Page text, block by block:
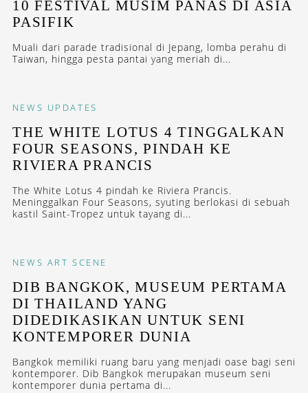
10 FESTIVAL MUSIM PANAS DI ASIA
PASIFIK
Muali dari parade tradisional di Jepang, lomba perahu di
Taiwan, hingga pesta pantai yang meriah di...
NEWS UPDATES
THE WHITE LOTUS 4 TINGGALKAN
FOUR SEASONS, PINDAH KE
RIVIERA PRANCIS
The White Lotus 4 pindah ke Riviera Prancis.
Meninggalkan Four Seasons, syuting berlokasi di sebuah
kastil Saint-Tropez untuk tayang di...
NEWS ART SCENE
DIB BANGKOK, MUSEUM PERTAMA
DI THAILAND YANG
DIDEDIKASIKAN UNTUK SENI
KONTEMPORER DUNIA
Bangkok memiliki ruang baru yang menjadi oase bagi seni
kontemporer. Dib Bangkok merupakan museum seni
kontemporer dunia pertama di...